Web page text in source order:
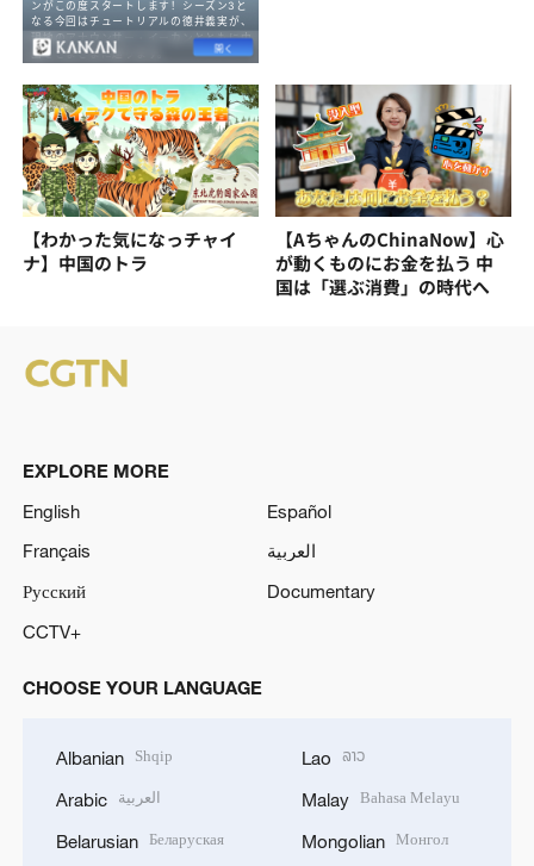
【わかった気になっチャイ
ナ】中国のトラ
【AちゃんのChinaNow】心
が動くものにお金を払う 中
国は「選ぶ消費」の時代へ
EXPLORE MORE
English
Español
Français
العربية
Русский
Documentary
CCTV+
CHOOSE YOUR LANGUAGE
Albanian Shqip
Arabic العربية
Belarusian Беларуская
Lao ລາວ
Malay Bahasa Melayu
Mongolian Монгол